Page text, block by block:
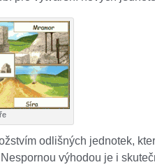
odlišných jednotek,
výhodou je i